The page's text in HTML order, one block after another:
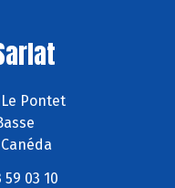
Pontet
59 03 10